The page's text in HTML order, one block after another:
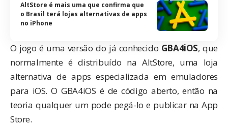
AltStore é mais uma que confirma que
o Brasil terá lojas alternativas de apps
no iPhone
O jogo é uma versão do já conhecido GBA4iOS, que
normalmente é distribuído na AltStore, uma loja
alternativa de apps especializada em emuladores
para iOS. O GBA4iOS é de código aberto, então na
teoria qualquer um pode pegá-lo e publicar na App
Store.